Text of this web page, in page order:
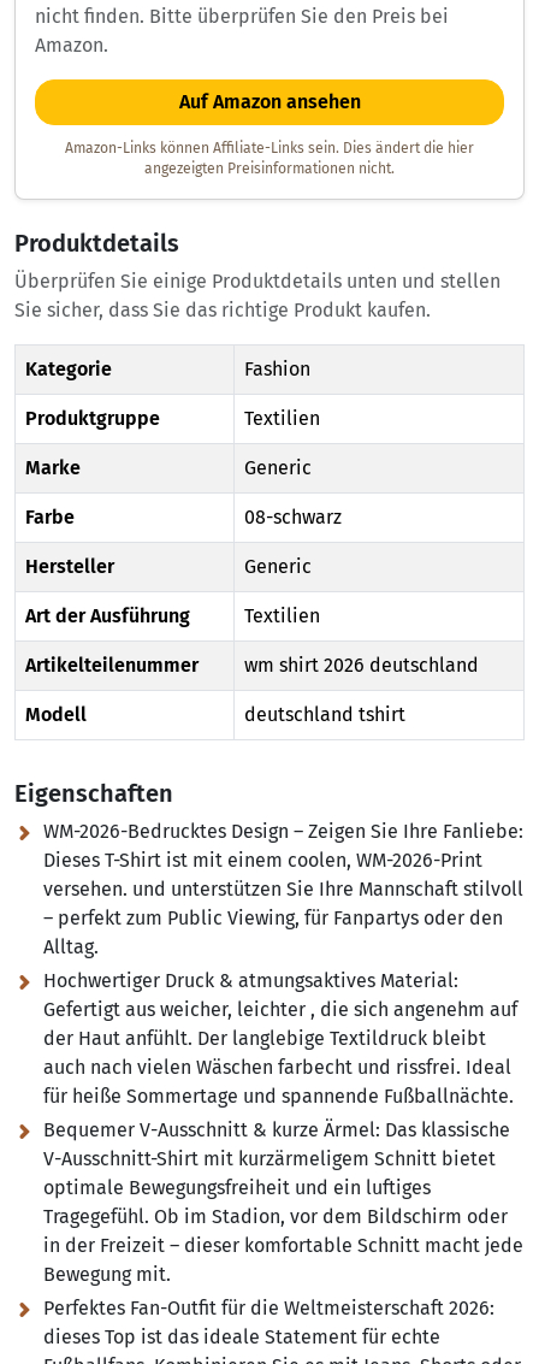
nicht finden. Bitte überprüfen Sie den Preis bei
Amazon.
Auf Amazon ansehen
Amazon-Links können Affiliate-Links sein. Dies ändert die hier
angezeigten Preisinformationen nicht.
Produktdetails
Überprüfen Sie einige Produktdetails unten und stellen
Sie sicher, dass Sie das richtige Produkt kaufen.
Kategorie Fashion
Produktgruppe Textilien
Marke Generic
Farbe 08-schwarz
Hersteller Generic
Art der Ausführung Textilien
Artikelteilenummer wm shirt 2026 deutschland
Modell deutschland tshirt
Eigenschaften
WM-2026-Bedrucktes Design – Zeigen Sie Ihre Fanliebe:
Dieses T-Shirt ist mit einem coolen, WM-2026-Print
versehen. und unterstützen Sie Ihre Mannschaft stilvoll
– perfekt zum Public Viewing, für Fanpartys oder den
Alltag.
Hochwertiger Druck & atmungsaktives Material:
Gefertigt aus weicher, leichter , die sich angenehm auf
der Haut anfühlt. Der langlebige Textildruck bleibt
auch nach vielen Wäschen farbecht und rissfrei. Ideal
für heiße Sommertage und spannende Fußballnächte.
Bequemer V-Ausschnitt & kurze Ärmel: Das klassische
V-Ausschnitt-Shirt mit kurzärmeligem Schnitt bietet
optimale Bewegungsfreiheit und ein luftiges
Tragegefühl. Ob im Stadion, vor dem Bildschirm oder
in der Freizeit – dieser komfortable Schnitt macht jede
Bewegung mit.
Perfektes Fan-Outfit für die Weltmeisterschaft 2026:
dieses Top ist das ideale Statement für echte